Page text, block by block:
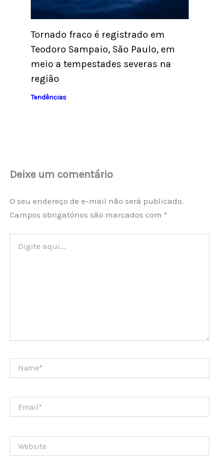
Tornado fraco é registrado em
Teodoro Sampaio, São Paulo, em
meio a tempestades severas na
região
Tendências
Deixe um comentário
O seu endereço de e-mail não será publicado.
Campos obrigatórios são marcados com *
aqui...